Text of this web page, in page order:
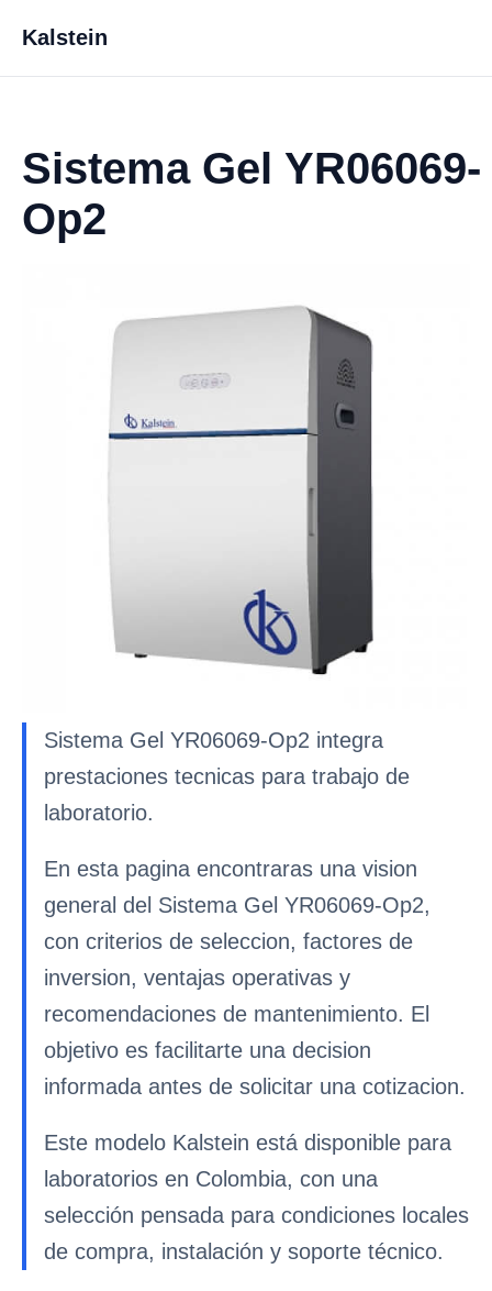
Kalstein
Sistema Gel YR06069-
Op2
Sistema Gel YR06069-Op2 integra
prestaciones tecnicas para trabajo de
laboratorio.
En esta pagina encontraras una vision
general del Sistema Gel YR06069-Op2,
con criterios de seleccion, factores de
inversion, ventajas operativas y
recomendaciones de mantenimiento. El
objetivo es facilitarte una decision
informada antes de solicitar una cotizacion.
Este modelo Kalstein está disponible para
laboratorios en Colombia, con una
selección pensada para condiciones locales
de compra, instalación y soporte técnico.